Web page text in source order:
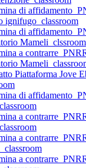
di
ignifugo_classroom
di
Mameli_clssroom
a
Piattaforma Jove
di
a
a
a